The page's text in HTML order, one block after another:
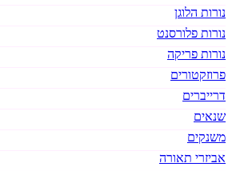
נורות הלוגן
נורות פלורסנט
נורות פריקה
פרוזקטורים
דרייברים
שנאים
משנקים
אביזרי תאורה